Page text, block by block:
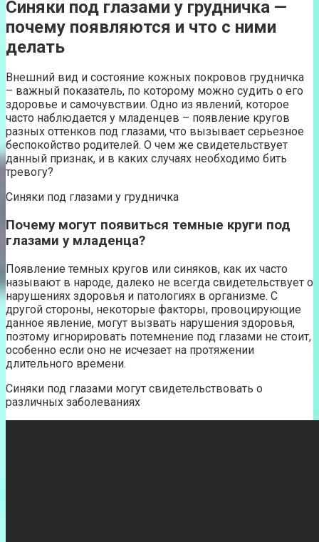
Синяки под глазами у грудничка —
почему появляются и что с ними
делать
Внешний вид и состояние кожных покровов грудничка
– важный показатель, по которому можно судить о его
здоровье и самочувствии. Одно из явлений, которое
часто наблюдается у младенцев – появление кругов
разных оттенков под глазами, что вызывает серьезное
беспокойство родителей. О чем же свидетельствует
данный признак, и в каких случаях необходимо бить
тревогу?
Синяки под глазами у грудничка
Почему могут появиться темные круги под
глазами у младенца?
Появление темных кругов или синяков, как их часто
называют в народе, далеко не всегда свидетельствует о
нарушениях здоровья и патологиях в организме. С
другой стороны, некоторые факторы, провоцирующие
данное явление, могут вызвать нарушения здоровья,
поэтому игнорировать потемнение под глазами не стоит,
особенно если оно не исчезает на протяжении
длительного времени.
Синяки под глазами могут свидетельствовать о
различных заболеваниях